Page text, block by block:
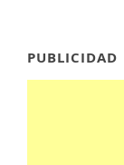
PUBLICIDAD